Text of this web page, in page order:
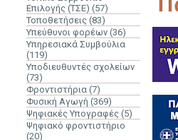
Επιλογής (ΤΣΕ) (57)
Τοποθετήσεις (83)
Υπεύθυνοι φορέων (36)
Υπηρεσιακά Συμβούλια
(119)
Υποδιευθυντές σχολείων
(73)
Φροντιστήρια (7)
Φυσική Αγωγή (369)
Ψηφιακές Υπογραφές (5)
Ψηφιακό φροντιστήριο
(20)